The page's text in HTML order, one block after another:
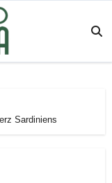
Sardiniens